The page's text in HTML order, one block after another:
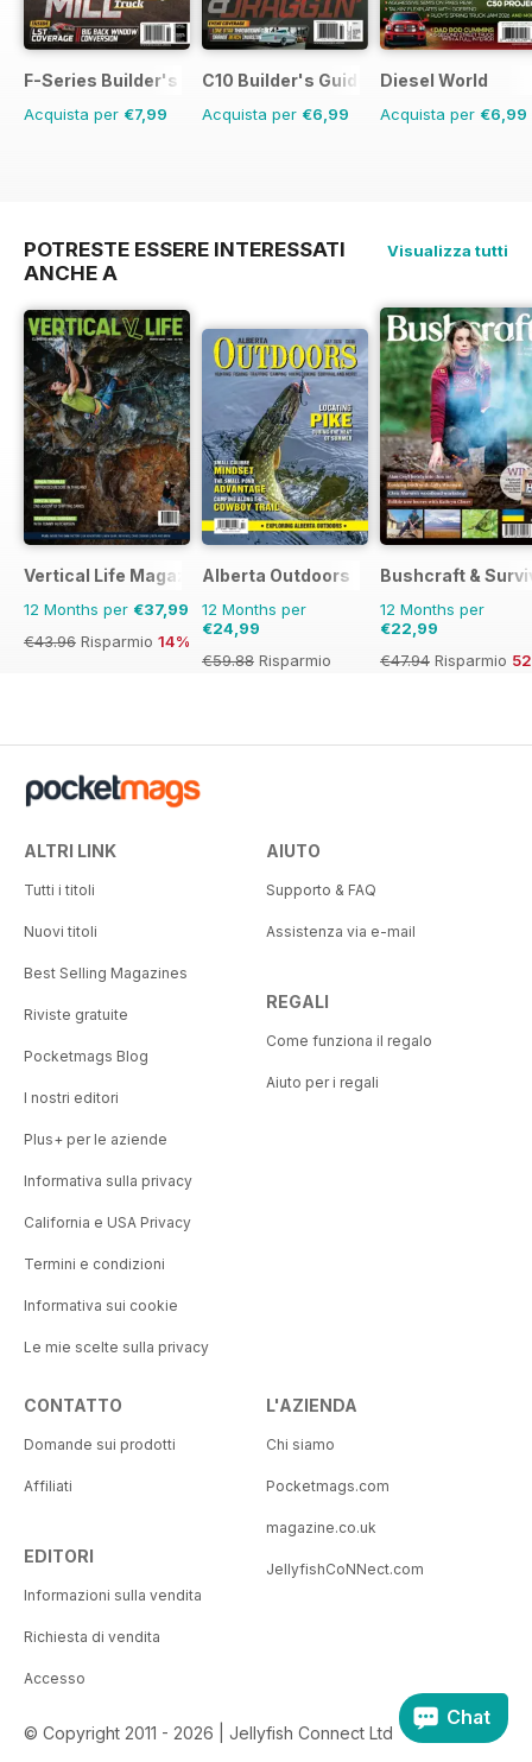
F-Series Builder's Guide
Acquista per €7,99
C10 Builder's Guide
Acquista per €6,99
Diesel World
Acquista per €6,99
POTRESTE ESSERE INTERESSATI
ANCHE A
Visualizza tutti
Vertical Life Magazine
12 Months per €37,99
€43.96 Risparmio 14%
Alberta Outdoors
12 Months per
€24,99
€59.88 Risparmio
Bushcraft &
12 Months per
€22,99
€47.94 Risparmio
ALTRI LINK
Tutti i titoli
Nuovi titoli
Best Selling Magazines
Riviste gratuite
Pocketmags Blog
I nostri editori
Plus+ per le aziende
Informativa sulla privacy
California e USA Privacy
Termini e condizioni
Informativa sui cookie
Le mie scelte sulla privacy
AIUTO
Supporto & FAQ
Assistenza via e-mail
REGALI
Come funziona il regalo
Aiuto per i regali
CONTATTO
Domande sui prodotti
Affiliati
EDITORI
Informazioni sulla vendita
Richiesta di vendita
Accesso
L'AZIENDA
Chi siamo
Pocketmags.com
magazine.co.uk
JellyfishCoNNect.com
© Copyright 2011 - 2026 | Jellyfish Connect Ltd
Chat